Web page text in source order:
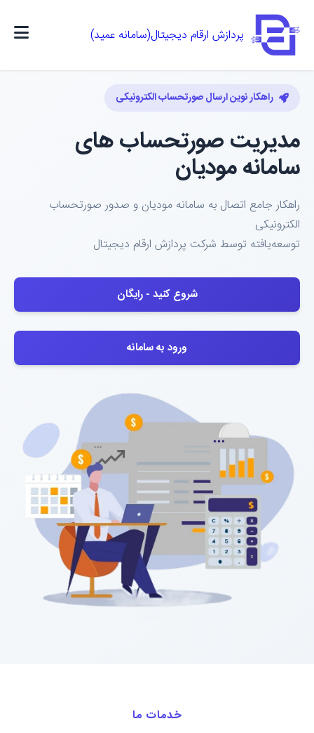
پردازش ارقام دیجیتال(سامانه عمید)
راهکار نوین ارسال صورتحساب الکترونیکی
مدیریت صورتحساب های
سامانه مودیان
راهکار جامع اتصال به سامانه مودیان و صدور صورتحساب
الکترونیکی
توسعه‌یافته توسط شرکت پردازش ارقام دیجیتال
شروع کنید - رایگان
ورود به سامانه
خدمات ما